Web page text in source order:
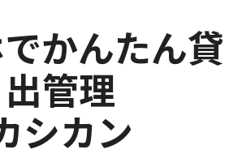
かんたん貸
出管理
シカン